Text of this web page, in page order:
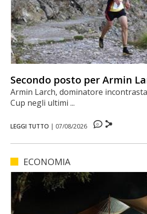
Secondo posto per Armin
Armin Larch, dominatore
Cup negli ultimi ...
LEGGI TUTTO | 07/08/2026 0
ECONOMIA